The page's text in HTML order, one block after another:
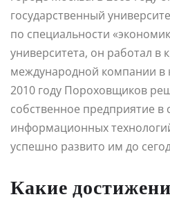
государственный
по специальности
университета, он работал в
международной компании в
2010 году Пороховщиков
собственное предприятие в
информационных
успешно развито им до
Какие